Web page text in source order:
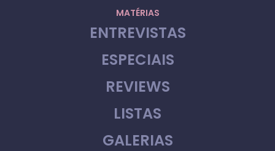
MATÉRIAS
ENTREVISTAS
ESPECIAIS
REVIEWS
LISTAS
GALERIAS